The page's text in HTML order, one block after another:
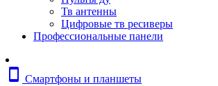
Торговое оборудование
Детектор валют
Счетчики банкнот
Тв антенны
Цифровые тв ресиверы
Профессиональные панели
smartphone
Смартфоны и планшеты